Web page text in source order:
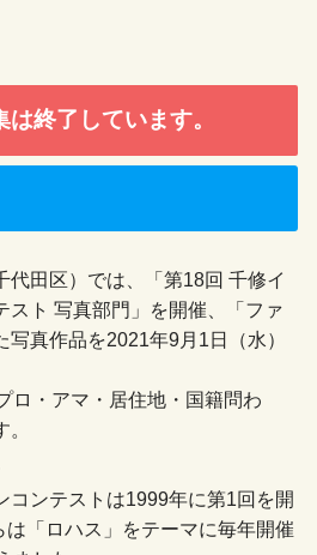
は終了しています。
代田区）では、「第18回 千修イ
スト 写真部門」を開催、「ファ
写真作品を2021年9月1日（水）
ロ・アマ・居住地・国籍問わ
コンテストは1999年に第1回を開
「ロハス」をテーマに毎年開催